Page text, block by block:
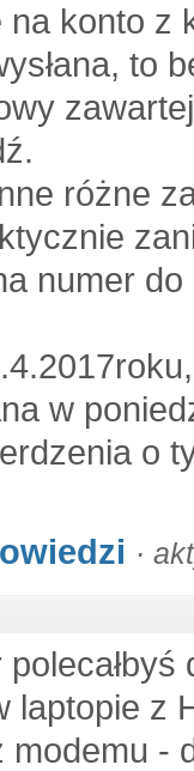
konto z
to
różne
numer
w
o
·
laptopie z
-